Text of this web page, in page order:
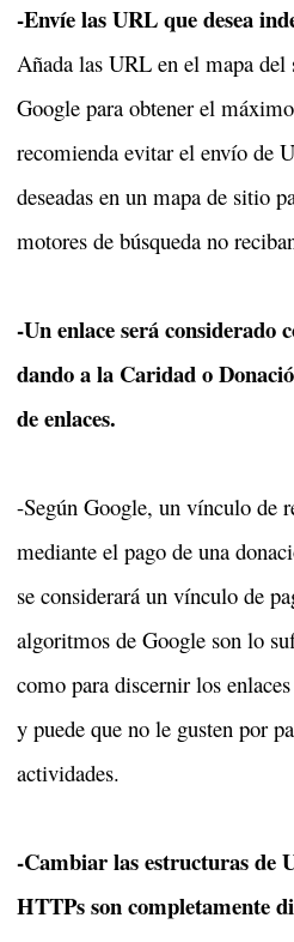
-Envíe las URL que desea
Añada las URL en el mapa del
Google para obtener el
recomienda evitar el envío de
deseadas en un mapa de sitio
motores de búsqueda no
-Un enlace será considerado
dando a la Caridad o
de enlaces.
-Según Google, un vínculo de
mediante el pago de una
se considerará un vínculo de
algoritmos de Google son lo
como para discernir los
y puede que no le gusten por
actividades.
-Cambiar las estructuras de
HTTPs son completamente